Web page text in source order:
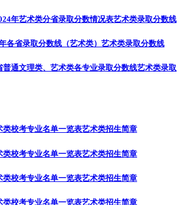
年艺术类分省录取分数情况表艺术类录取分数线
各省录取分数线（艺术类） 艺术类录取分数线
通文理类、艺术类各专业录取分数线艺术类录取
类校考专业名单一览表艺术类招生简章
类校考专业名单一览表艺术类招生简章
类校考专业名单一览表艺术类招生简章
类校考专业名单一览表艺术类招生简章